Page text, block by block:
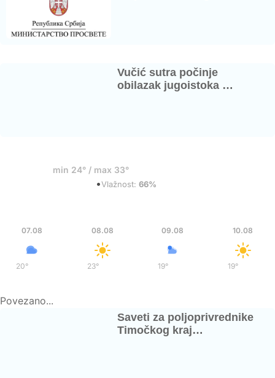
Vučić sutra počinje
obilazak jugoistoka …
min 24° / max 33°
•Vlažnost: 66%
07.08
20°
08.08
23°/
09.08
19°
10.08
19°
Povezano...
Saveti za poljoprivrednike
Timočkog kraj…